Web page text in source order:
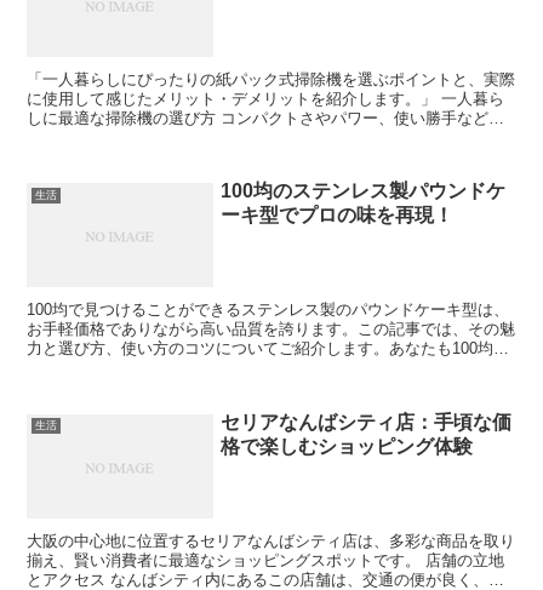
「一人暮らしにぴったりの紙パック式掃除機を選ぶポイントと、実際
に使用して感じたメリット・デメリットを紹介します。」 一人暮ら
しに最適な掃除機の選び方 コンパクトさやパワー、使い勝手など、
生活
100均のステンレス製パウンドケ
ーキ型でプロの味を再現！
100均で見つけることができるステンレス製のパウンドケーキ型は、
お手軽価格でありながら高い品質を誇ります。この記事では、その魅
力と選び方、使い方のコツについてご紹介します。あなたも100均の
生活
セリアなんばシティ店：手頃な価
格で楽しむショッピング体験
大阪の中心地に位置するセリアなんばシティ店は、多彩な商品を取り
揃え、賢い消費者に最適なショッピングスポットです。 店舗の立地
とアクセス なんばシティ内にあるこの店舗は、交通の便が良く、多